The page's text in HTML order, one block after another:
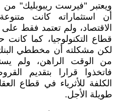
ويعتبر "فيرست ريبوبليك" من
أن استثماراته كانت
الاقتصاد، ولم تعتمد فقط
قطاع التكنولوجيا، كما
لكن مشكلته أن مخططي البنك
من الوقت الراهن، ولم
فاتخذوا قرارا بتقديم
الكلفة للأثرياء في قطاع
طويلة الأجل.